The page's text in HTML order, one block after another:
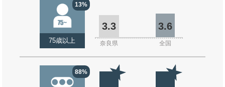
13%
75歳以上
3.3 3.6
奈良県 全国
88%